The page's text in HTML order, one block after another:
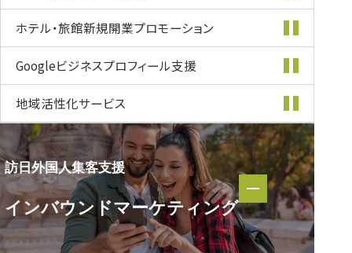
ホテル・旅館新規開業プロモーション
Googleビジネスプロフィール支援
地域活性化サービス
訪日外国人集客支援
インバウンド
マーケティング
訪日外国人集客支援
インバウンドマーケティング